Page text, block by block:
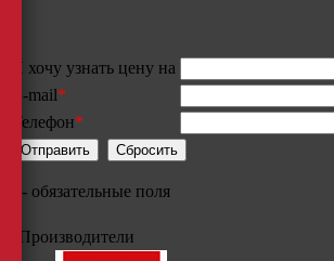
Я хочу узнать цену на
E-mail*
Телефон*
- обязательные поля
Производители